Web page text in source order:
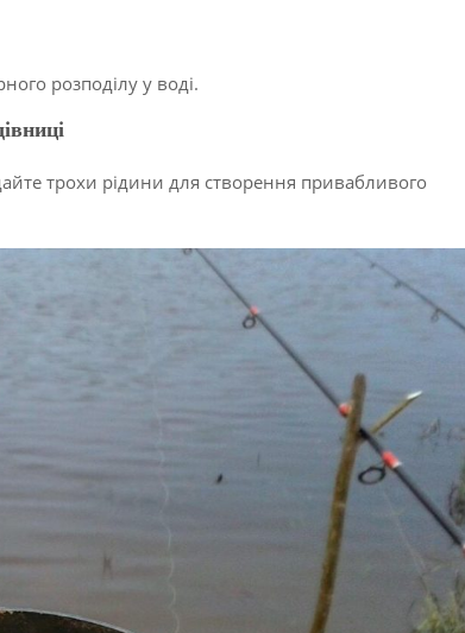
розподілу у воді.
трохи рідини для створення привабливого